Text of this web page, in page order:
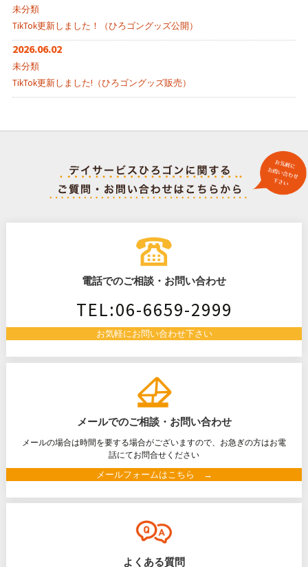
未分類
TikTok更新しました！（ひろゴングッズ公開）
2026.06.02
未分類
TikTok更新しました!（ひろゴングッズ販売）
電話でのご相談・お問い合わせ
TEL:06-6659-2999
お気軽にお問い合わせ下さい
メールでのご相談・お問い合わせ
メールの場合は時間を要する場合がございますので、お急ぎの方はお電
話にてお問合せください
メールフォームはこちら →
よくある質問